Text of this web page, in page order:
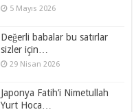
5 Mayıs 2026
Değerli babalar bu satırlar
sizler için…
29 Nisan 2026
Japonya Fatih’i Nimetullah
Yurt Hoca…